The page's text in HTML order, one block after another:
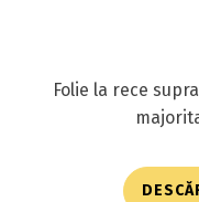
Folie la rece